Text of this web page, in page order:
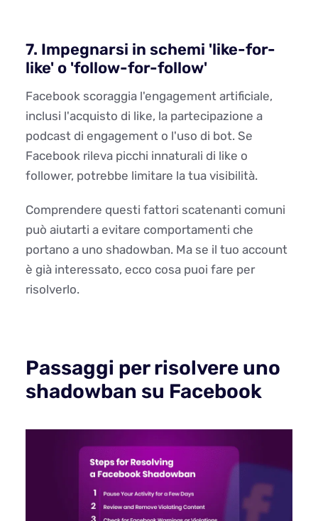
7. Impegnarsi in schemi 'like-for-
like' o 'follow-for-follow'
Facebook scoraggia l'engagement artificiale,
inclusi l'acquisto di like, la partecipazione a
podcast di engagement o l'uso di bot. Se
Facebook rileva picchi innaturali di like o
follower, potrebbe limitare la tua visibilità.
Comprendere questi fattori scatenanti comuni
può aiutarti a evitare comportamenti che
portano a uno shadowban. Ma se il tuo account
è già interessato, ecco cosa puoi fare per
risolverlo.
Passaggi per risolvere uno
shadowban su Facebook